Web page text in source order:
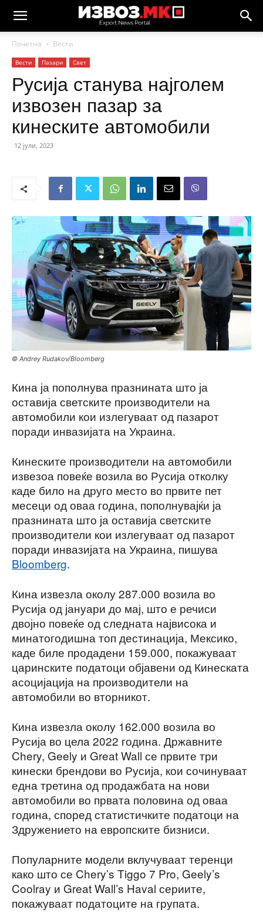
Почетна Вести
Вести Пазари Свет
Русија станува најголем
извозен пазар за
кинеските автомобили
12 јули, 2023
© Andrey Rudakov/Bloomberg
Кина ја пополнува празнината што ја
оставија светските производители на
автомобили кои излегуваат од пазарот
поради инвазијата на Украина.
Кинеските производители на автомобили
извезоа повеќе возила во Русија отколку
каде било на друго место во првите пет
месеци од оваа година, пополнувајќи ја
празнината што ја оставија светските
производители кои излегуваат од пазарот
поради инвазијата на Украина, пишува
Bloomberg.
Кина извезла околу 287.000 возила во
Русија од јануари до мај, што е речиси
двојно повеќе од следната највисока и
минатогодишна топ дестинација, Мексико,
каде биле продадени 159.000, покажуваат
царинските податоци објавени од Кинеската
асоцијација на производители на
автомобили во вторникот.
Кина извезла околу 162.000 возила во
Русија во цела 2022 година. Државните
Chery, Geely и Great Wall се првите три
кинески брендови во Русија, кои сочинуваат
една третина од продажбата на нови
автомобили во првата половина од оваа
година, според статистичките податоци на
Здружението на европските бизниси.
Популарните модели вклучуваат теренци
како што се Chery’s Tiggo 7 Pro, Geely’s
Coolray и Great Wall’s Haval сериите,
покажуваат податоците на групата.